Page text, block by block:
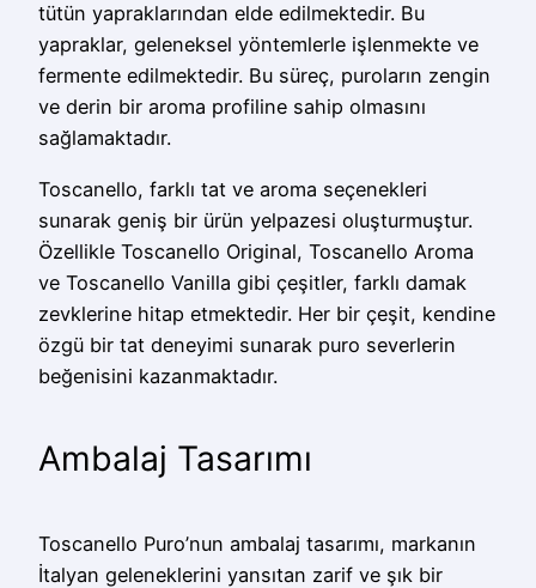
tütün yapraklarından elde edilmektedir. Bu
yapraklar, geleneksel yöntemlerle işlenmekte ve
fermente edilmektedir. Bu süreç, puroların zengin
ve derin bir aroma profiline sahip olmasını
sağlamaktadır.
Toscanello, farklı tat ve aroma seçenekleri
sunarak geniş bir ürün yelpazesi oluşturmuştur.
Özellikle Toscanello Original, Toscanello Aroma
ve Toscanello Vanilla gibi çeşitler, farklı damak
zevklerine hitap etmektedir. Her bir çeşit, kendine
özgü bir tat deneyimi sunarak puro severlerin
beğenisini kazanmaktadır.
Ambalaj Tasarımı
Toscanello Puro’nun ambalaj tasarımı, markanın
İtalyan geleneklerini yansıtan zarif ve şık bir